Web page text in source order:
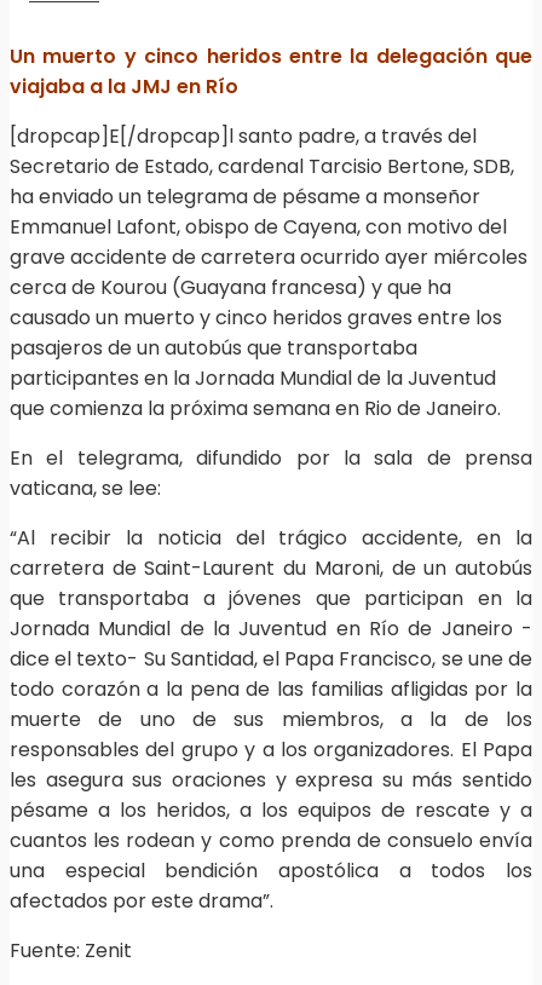
Un muerto y cinco heridos entre la delegación que
viajaba a la JMJ en Río
[dropcap]E[/dropcap]l santo padre, a través del
Secretario de Estado, cardenal Tarcisio Bertone, SDB,
ha enviado un telegrama de pésame a monseñor
Emmanuel Lafont, obispo de Cayena, con motivo del
grave accidente de carretera ocurrido ayer miércoles
cerca de Kourou (Guayana francesa) y que ha
causado un muerto y cinco heridos graves entre los
pasajeros de un autobús que transportaba
participantes en la Jornada Mundial de la Juventud
que comienza la próxima semana en Rio de Janeiro.
En el telegrama, difundido por la sala de prensa
vaticana, se lee:
“Al recibir la noticia del trágico accidente, en la
carretera de Saint-Laurent du Maroni, de un autobús
que transportaba a jóvenes que participan en la
Jornada Mundial de la Juventud en Río de Janeiro -
dice el texto- Su Santidad, el Papa Francisco, se une de
todo corazón a la pena de las familias afligidas por la
muerte de uno de sus miembros, a la de los
responsables del grupo y a los organizadores. El Papa
les asegura sus oraciones y expresa su más sentido
pésame a los heridos, a los equipos de rescate y a
cuantos les rodean y como prenda de consuelo envía
una especial bendición apostólica a todos los
afectados por este drama”.
Fuente: Zenit